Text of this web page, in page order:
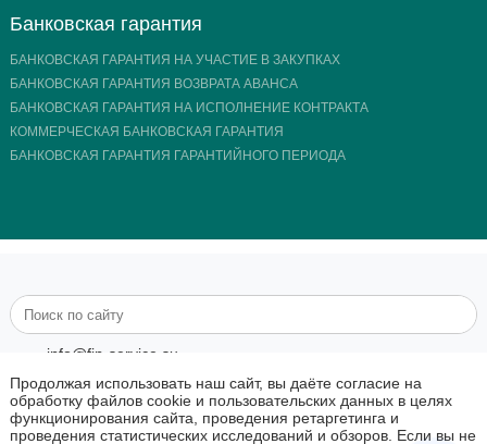
Банковская гарантия
БАНКОВСКАЯ ГАРАНТИЯ НА УЧАСТИЕ В ЗАКУПКАХ
БАНКОВСКАЯ ГАРАНТИЯ ВОЗВРАТА АВАНСА
БАНКОВСКАЯ ГАРАНТИЯ НА ИСПОЛНЕНИЕ КОНТРАКТА
КОММЕРЧЕСКАЯ БАНКОВСКАЯ ГАРАНТИЯ
БАНКОВСКАЯ ГАРАНТИЯ ГАРАНТИЙНОГО ПЕРИОДА
info@fin-service.su
8 (800) 707-23-80
Продолжая использовать наш сайт, вы даёте согласие на
обработку файлов cookie и пользовательских данных в целях
функционирования сайта, проведения ретаргетинга и
проведения статистических исследований и обзоров. Если вы не